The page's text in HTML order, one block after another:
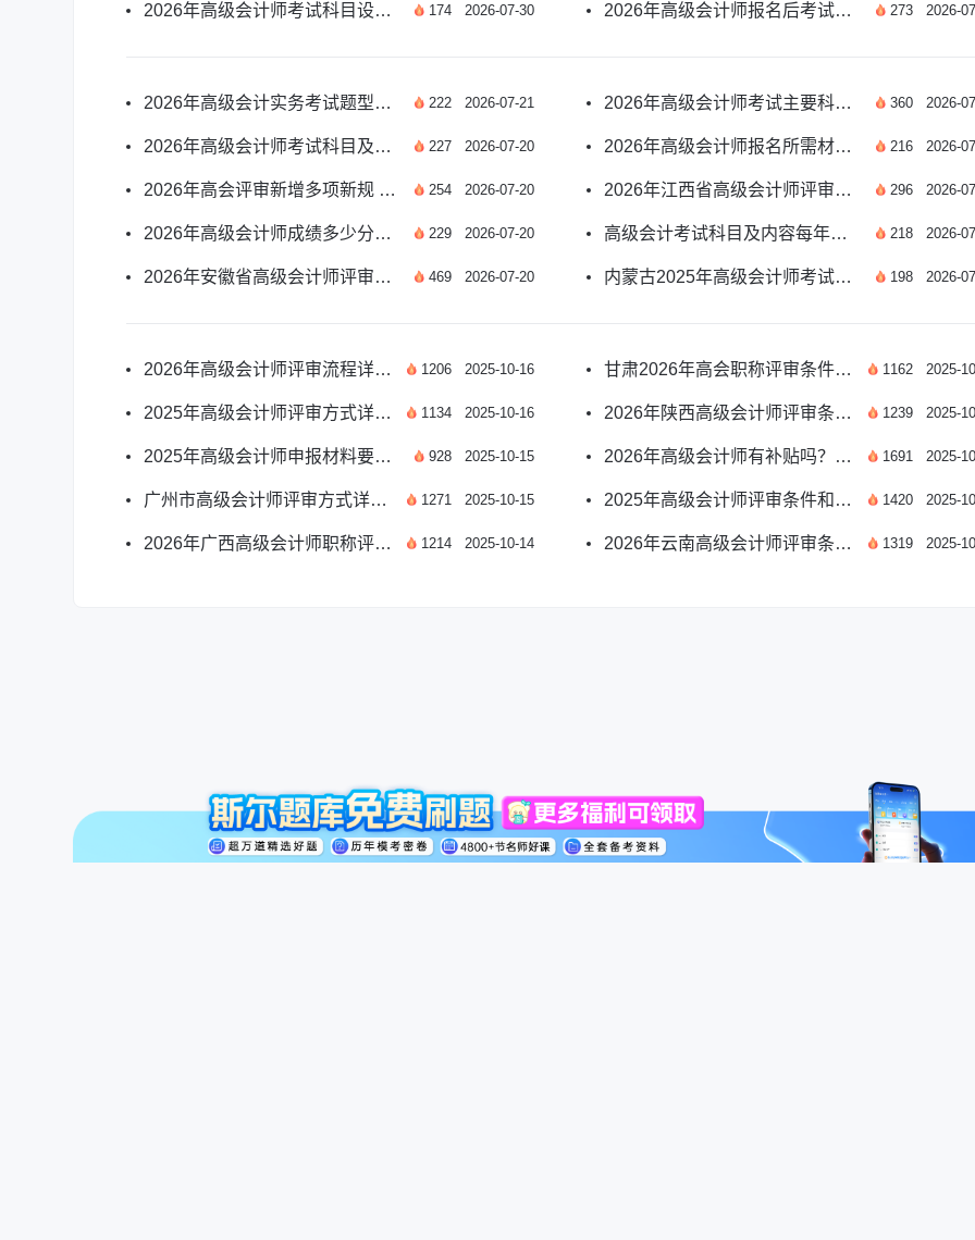
2026年高级会计师考试科目设置及备考指南全汇总 174 2026-07-30 2026年高级会计师报名后考试科目及备考全指南 273 2026-
2026年高级会计实务考试题型及考情全解析 222 2026-07-21
2026年高级会计师考试科目及题型分布全解析 227 2026-07-20
2026年高会评审新增多项新规 申报要求及准备指南 254 2026-07-20
2026年高级会计师成绩多少分算及格？官方解答 229 2026-07-20
2026年安徽省高级会计师评审条件及申报要求详解 469 2026-07-20
2026年高级会计师考试主要科目及考情全解析 360 2026-
2026年高级会计师报名所需材料清单完整版汇总 216 2026-
2026年江西省高级会计师评审条件新官方解答 296 2026-
高级会计考试科目及内容每年有变化吗？ 218 2026-
内蒙古2025年高级会计师考试合格标准公布了吗？ 198 2026-
2026年高级会计师评审流程详解：关键步骤有哪些？ 1206 2025-10-16
2025年高级会计师评审方式详解：全流程指南 1134 2025-10-16
2025年高级会计师申报材料要求全解析 928 2025-10-15
广州市高级会计师评审方式详解：2025年全流程指南 1271 2025-10-15
2026年广西高级会计师职称评审条件详解 1214 2025-10-14
甘肃2026年高会职称评审条件材料详解？ 1162 2025-
2026年陕西高级会计师评审条件与材料有哪些？ 1239 2025-
2026年高级会计师有补贴吗？政策详解 1691 2025-
2025年高级会计师评审条件和材料详解 1420 2025-
2026年云南高级会计师评审条件有哪些？材料如何准备？ 1319 2025-